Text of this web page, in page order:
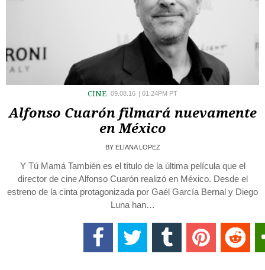
CINE 09.08.16 | 01:24PM PT
Alfonso Cuarón filmará nuevamente
en México
BY ELIANA LOPEZ
Y Tú Mamá También es el título de la última película que el
director de cine Alfonso Cuarón realizó en México. Desde el
estreno de la cinta protagonizada por Gaél García Bernal y Diego
Luna han…